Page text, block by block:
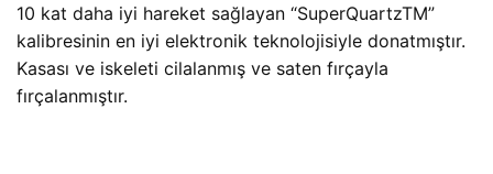
10 kat daha iyi hareket sağlayan “SuperQuartzTM”
kalibresinin en iyi elektronik teknolojisiyle donatmıştır.
Kasası ve iskeleti cilalanmış ve saten fırçayla
fırçalanmıştır.